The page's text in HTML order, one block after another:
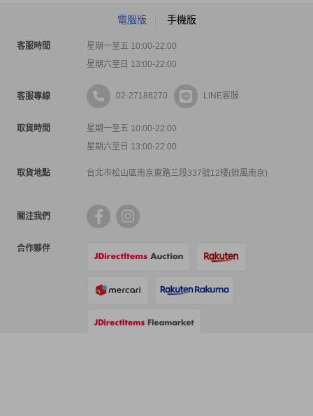
電腦版 手機版
客服時間
星期一至五 10:00-22:00
星期六至日 13:00-22:00
客服專線 02-27186270 LINE客服
取貨時間
星期一至五 10:00-22:00
星期六至日 13:00-22:00
取貨地點 台北市松山區南京東路三段337號12樓(微風南京)
關注我們
合作夥伴